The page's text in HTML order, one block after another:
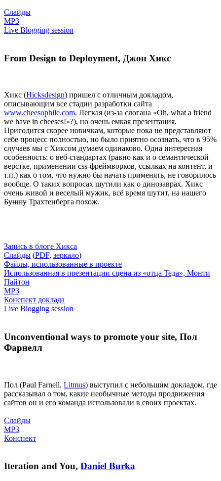
Слайды
MP3
Live Blogging session
From Design to Deployment, Джон Хикс
Хикс (Hicksdesign) пришел с отличным докладом,
описывающим все стадии разработки сайта
www.cheesophile.com. Легкая (из-за слогана «Oh, what a friend
we have in cheeses!»?), но очень емкая презентация.
Пригодится скорее новичкам, которые пока не представляют
себе процесс полностью, но было приятно осознать, что в 95%
случаев мы с Хиксом думаем одинаково. Одна интересная
особенность: о веб-стандартах (равно как и о семантической
верстке, применении css-фреймворков, ссылках на контент, и
т.п.) как о том, что нужно бы начать применять, не говорилось
вообще. О таких вопросах шутили как о динозаврах. Хикс
очень живой и веселый мужик, всё время шутит, на нашего
Буншу Трахтенберга похож.
Запись в блоге Хикса
Слайды (PDF, зеркало)
Файлы, использованные в проекте
Использованная в презентации сцена из «отца Теда», Монти
Пайтон
MP3
Конспект доклада
Live Blogging session
Unconventional ways to promote your site, Пол
Фарнелл
Пол (Paul Farnell, Litmus) выступил с небольшим докладом, где
рассказывал о том, какие необычные методы продвижения
сайтов он и его команда использовали в своих проектах.
Слайды
MP3
Конспект
Iteration and You, Daniel Burka